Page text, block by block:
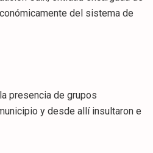
del sistema de
presencia de grupos
y desde allí insultaron e